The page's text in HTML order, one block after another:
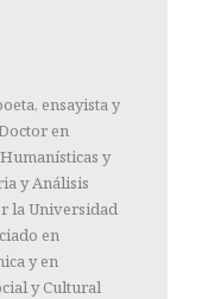
ensayista y
en
y
y Análisis
la Universidad
en
y en
y Cultural